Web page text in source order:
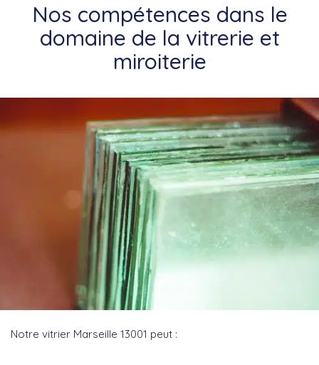
Nos compétences dans le
domaine de la vitrerie et
miroiterie
Notre vitrier Marseille 13001 peut :